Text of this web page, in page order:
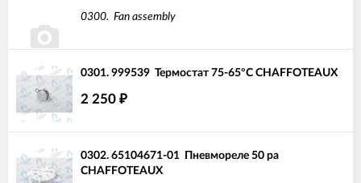
0300. Fan assembly
0301. 999539 Термостат 75-65°C CHAFFOTEAUX
2 250 ₽
0302. 65104671-01 Пневмореле 50 pa
CHAFFOTEAUX